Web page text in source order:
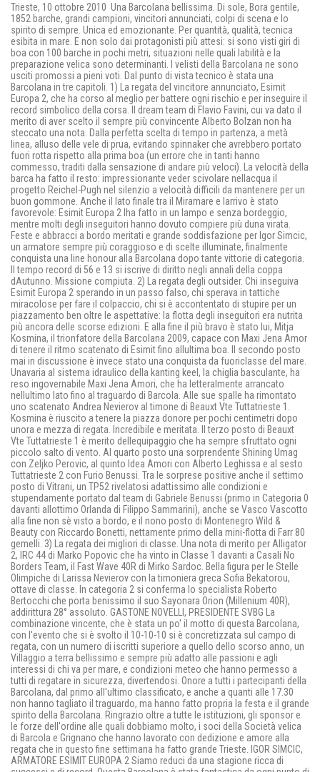
Trieste, 10 ottobre 2010  Una Barcolana bellissima. Di sole, Bora gentile,
1852 barche, grandi campioni, vincitori annunciati, colpi di scena e lo
spirito di sempre. Unica ed emozionante. Per quantità, qualità, tecnica
esibita in mare. E non solo dai protagonisti più attesi: si sono visti giri di
boa con 100 barche in pochi metri, situazioni nelle quali labilità e la
preparazione velica sono determinanti. I velisti della Barcolana ne sono
usciti promossi a pieni voti. Dal punto di vista tecnico è stata una
Barcolana in tre capitoli. 1) La regata del vincitore annunciato, Esimit
Europa 2, che ha corso al meglio per battere ogni rischio e per inseguire il
record simbolico della corsa. Il dream team di Flavio Favini, cui va dato il
merito di aver scelto il sempre più convincente Alberto Bolzan non ha
steccato una nota. Dalla perfetta scelta di tempo in partenza, a metà
linea, alluso delle vele di prua, evitando spinnaker che avrebbero portato
fuori rotta rispetto alla prima boa (un errore che in tanti hanno
commesso, traditi dalla sensazione di andare più veloci). La velocità della
barca ha fatto il resto: impressionante veder scivolare nellacqua il
progetto Reichel-Pugh nel silenzio a velocità difficili da mantenere per un
buon gommone. Anche il lato finale tra il Miramare e larrivo è stato
favorevole: Esimit Europa 2 lha fatto in un lampo e senza bordeggio,
mentre molti degli inseguitori hanno dovuto compiere più duna virata.
Feste e abbracci a bordo meritati e grande soddisfazione per Igor Simcic,
un armatore sempre più coraggioso e di scelte illuminate, finalmente
conquista una line honour alla Barcolana dopo tante vittorie di categoria.
Il tempo record di 56 e 13 si iscrive di diritto negli annali della coppa
dAutunno. Missione compiuta. 2) La regata degli outsider. Chi inseguiva
Esimit Europa 2 sperando in un passo falso, chi sperava in tattiche
miracolose per fare il colpaccio, chi si è accontentato di stupire per un
piazzamento ben oltre le aspettative: la flotta degli inseguitori era nutrita
più ancora delle scorse edizioni. E alla fine il più bravo è stato lui, Mitja
Kosmina, il trionfatore della Barcolana 2009, capace con Maxi Jena Amor
di tenere il ritmo scatenato di Esimit fino allultima boa. Il secondo posto
mai in discussione è invece stato una conquista da fuoriclasse del mare.
Unavaria al sistema idraulico della kanting keel, la chiglia basculante, ha
reso ingovernabile Maxi Jena Amori, che ha letteralmente arrancato
nellultimo lato fino al traguardo di Barcola. Alle sue spalle ha rimontato
uno scatenato Andrea Nevierov al timone di Beauxt Vte Tuttatrieste 1.
Kosmina è riuscito a tenere la piazza donore per pochi centimetri dopo
unora e mezza di regata. Incredibile e meritata. Il terzo posto di Beauxt
Vte Tuttatrieste 1 è merito dellequipaggio che ha sempre sfruttato ogni
piccolo salto di vento. Al quarto posto una sorprendente Shining Umag
con Zeljko Perovic, al quinto Idea Amori con Alberto Leghissa e al sesto
Tuttatrieste 2 con Furio Benussi. Tra le sorprese positive anche il settimo
posto di Vitrani, un TP52 rivelatosi adattissimo alle condizioni e
stupendamente portato dal team di Gabriele Benussi (primo in Categoria 0
davanti allottimo Orlanda di Filippo Sammarini), anche se Vasco Vascotto
alla fine non sè visto a bordo, e il nono posto di Montenegro Wild &
Beauty con Riccardo Bonetti, nettamente primo della mini-flotta di Farr 80
gemelli. 3) La regata dei migliori di classe. Una nota di merito per Alligator
2, lRC 44 di Marko Popovic che ha vinto in Classe 1 davanti a Casali No
Borders Team, il Fast Wave 40R di Mirko Sardoc. Bella figura per le Stelle
Olimpiche di Larissa Nevierov con la timoniera greca Sofia Bekatorou,
ottave di classe. In categoria 2 si conferma lo specialista Roberto
Bertocchi che porta benissimo il suo Sayonara Orion (Millenium 40R),
addirittura 28° assoluto. GASTONE NOVELLI, PRESIDENTE SVBG La
combinazione vincente, che è stata un po' il motto di questa Barcolana,
con l'evento che si è svolto il 10-10-10 si è concretizzata sul campo di
regata, con un numero di iscritti superiore a quello dello scorso anno, un
Villaggio a terra bellissimo e sempre più adatto alle passioni e agli
interessi di chi va per mare, e condizioni meteo che hanno permesso a
tutti di regatare in sicurezza, divertendosi. Onore a tutti i partecipanti della
Barcolana, dal primo all'ultimo classificato, e anche a quanti alle 17.30
non hanno tagliato il traguardo, ma hanno fatto propria la festa e il grande
spirito della Barcolana. Ringrazio oltre a tutte le istituzioni, gli sponsor e
le forze dell'ordine alle quali dobbiamo molto, i soci della Società velica
di Barcola e Grignano che hanno lavorato con dedizione e amore alla
regata che in questo fine settimana ha fatto grande Trieste. IGOR SIMCIC,
ARMATORE ESIMIT EUROPA 2 Siamo reduci da una stagione ricca di